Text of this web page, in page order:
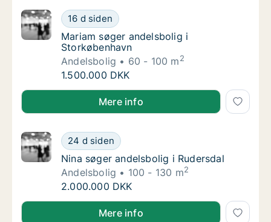
Mariam søger andelsbolig i Storkøbenhavn
16 d siden
Mariam søger andelsbolig i Storkøbenhavn
Mariam søger andelsbolig i
Storkøbenhavn
Andelsbolig
60 - 100 m2
Mariam søger andelsbolig i Storkøbenhavn
1.500.000 DKK
Mariam søger andelsbolig i Storkøbenhavn
Mere info
Nina søger andelsbolig i Rudersdal
24 d siden
Nina søger andelsbolig i Rudersdal
Nina søger andelsbolig i Rudersdal
Andelsbolig
100 - 130 m2
Nina søger andelsbolig i Rudersdal
2.000.000 DKK
Nina søger andelsbolig i Rudersdal
Mere info